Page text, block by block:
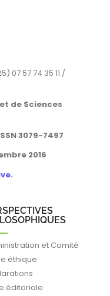
07 57 74 35 11 /
de Sciences
3079-7497
2016
.
et Comité
éthique
éditoriale